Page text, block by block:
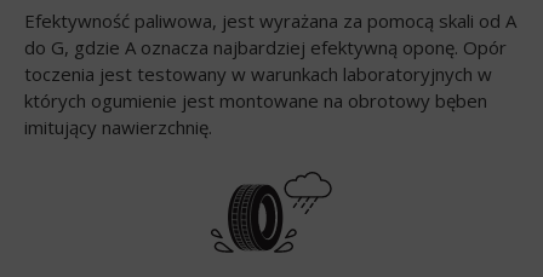
Efektywność paliwowa, jest wyrażana za pomocą skali od A
do G, gdzie A oznacza najbardziej efektywną oponę. Opór
toczenia jest testowany w warunkach laboratoryjnych w
których ogumienie jest montowane na obrotowy bęben
imitujący nawierzchnię.